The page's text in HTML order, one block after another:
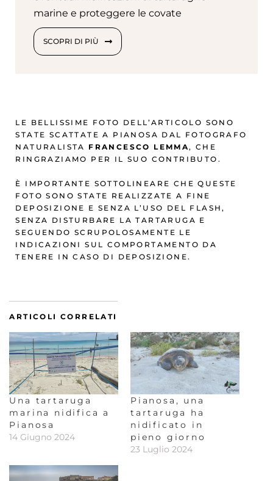
marine e proteggere le covate
SCOPRI DI PIÙ
LE BELLISSIME FOTO DELL’ARTICOLO SONO
STATE SCATTATE A PIANOSA DAL FOTOGRAFO
NATURALISTA FRANCESCO LEMMA, CHE
RINGRAZIAMO PER IL SUO CONTRIBUTO.
È IMPORTANTE SOTTOLINEARE CHE QUESTE
FOTO SONO STATE REALIZZATE A FINE
DEPOSIZIONE E SENZA L’USO DEL FLASH,
SENZA DISTURBARE LA TARTARUGA E
SEGUENDO SCRUPOLOSAMENTE LE
INDICAZIONI SUL COMPORTAMENTO DA
TENERE IN CASO DI DEPOSIZIONE.
ARTICOLI CORRELATI
Una tartaruga
marina nidifica a
Pianosa
14 Giugno 2024
Pianosa, una
tartaruga ha
nidificato in
pieno giorno
23 Luglio 2024